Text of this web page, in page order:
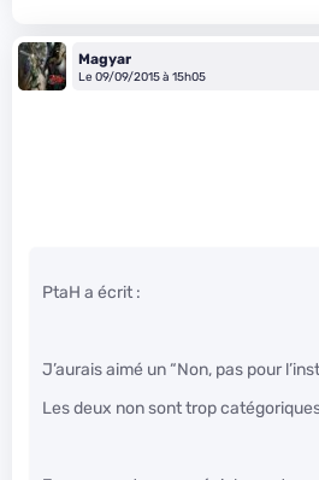
Magyar
Le 09/09/2015 à 15h05
PtaH a écrit :
J’aurais aimé un “Non, pas pour
Les deux non sont trop